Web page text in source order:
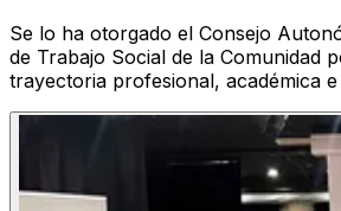
Se lo ha otorgado el Consejo
de Trabajo Social de la Comunidad
trayectoria profesional, académica